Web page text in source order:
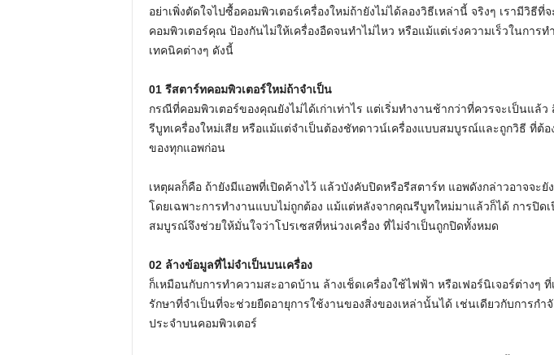
อย่าเพิ่งตัดใจไปซื้อคอมพิวเตอร์เครื่องใหม่ถ้ายังไม่ได้ลองวิธีเหล่านี้ จริงๆ เรามีวิธีที่
คอมพิวเตอร์คุณ ป้องกันไม่ให้เครื่องอืดจนทำไม่ไหว หรือแม้แต่เร่งความเร็วในการท
เทคนิคต่างๆ ดังนี้
01 รีสตาร์ทคอมพิวเตอร์ใหม่ถ้าจำเป็น
กรณีที่คอมพิวเตอร์ของคุณยังไม่ได้เก่าเท่าไร แต่เริ่มทำงานช้ากว่าที่ควรจะเป็นแล้
รีบูทเครื่องใหม่เสีย หรือแม้แต่จำเป็นต้องชัทดาวน์เครื่องแบบสมบูรณ์และถูกวิธี ที่ต้
ของทุกแอพก่อน
เหตุผลก็คือ ถ้ายังมีแอพที่เปิดค้างไว้ แล้วบังคับปิดหรือรีสตาร์ท แอพดังกล่าวอาจจะยั
โดยเฉพาะการทำงานแบบไม่ถูกต้อง แม้แต่หลังจากคุณรีบูทใหม่มาแล้วก็ได้ การปิดเ
สมบูรณ์จึงช่วยให้มั่นใจว่าโปรเซสที่หน่วงเครื่อง ที่ไม่จำเป็นถูกปิดทั้งหมด
02 ล้างข้อมูลที่ไม่จำเป็นบนเครื่อง
ก็เหมือนกับการทำความสะอาดบ้าน ล้างเช็ดเครื่องใช้ไฟฟ้า หรือเฟอร์นิเจอร์ต่างๆ
รักษาที่จำเป็นที่จะช่วยยืดอายุการใช้งานของสิ่งของเหล่านั้นได้ เช่นเดียวกับการกำ
ประจำบนคอมพิวเตอร์